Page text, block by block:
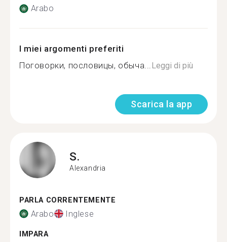
Arabo
I miei argomenti preferiti
Поговорки, пословицы, обыча...Leggi di più
Scarica la app
S.
Alexandria
PARLA CORRENTEMENTE
Arabo Inglese
IMPARA